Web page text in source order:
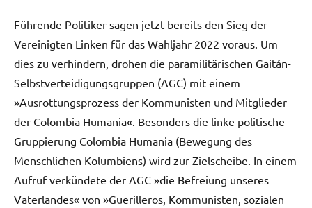
Führende Politiker sagen jetzt bereits den Sieg der
Vereinigten Linken für das Wahljahr 2022 voraus. Um
dies zu verhindern, drohen die paramilitärischen Gaitán-
Selbstverteidigungsgruppen (AGC) mit einem
»Ausrottungsprozess der Kommunisten und Mitglieder
der Colombia Humania«. Besonders die linke politische
Gruppierung Colombia Humania (Bewegung des
Menschlichen Kolumbiens) wird zur Zielscheibe. In einem
Aufruf verkündete der AGC »die Befreiung unseres
Vaterlandes« von »Guerilleros, Kommunisten, sozialen